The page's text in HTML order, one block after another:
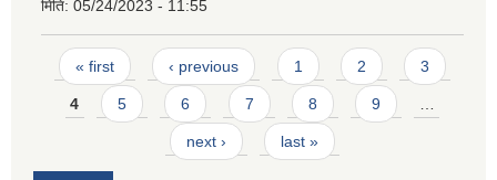
मिति: 05/24/2023 - 11:55
Pages
« first ‹ previous 1 2 3
4 5 6 7 8 9
next › last »